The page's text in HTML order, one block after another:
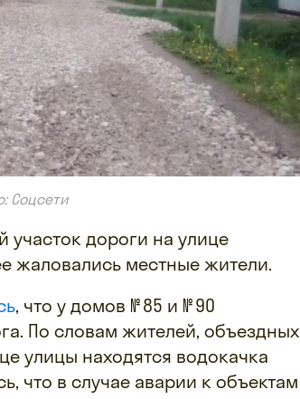
Соцсети
участок дороги на улице
жаловались местные жители.
, что у домов № 85 и № 90
По словам жителей, объездных
улицы находятся водокачка
что в случае аварии к объектам